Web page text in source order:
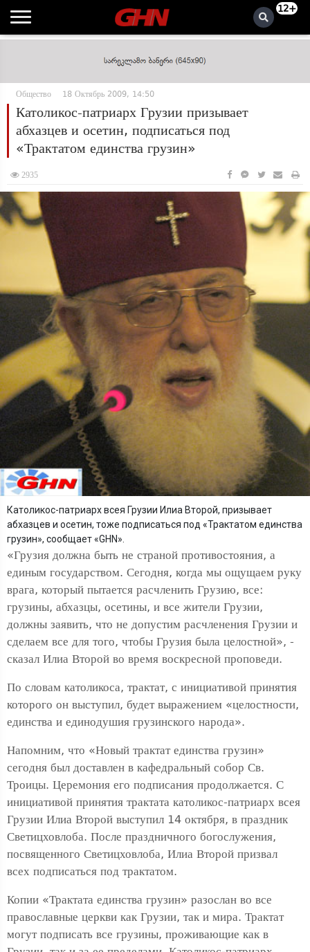
12+
Общество 18 Октябрь 2009, 14:50
Католикос-патриарх Грузии призывает
абхазцев и осетин, подписаться под
«Трактатом единства грузин»
2935
Католикос-патриарх всея Грузии Илиа Второй, призывает
абхазцев и осетин, тоже подписаться под «Трактатом единства
грузин», сообщает «GHN».
«Грузия должна быть не страной противостояния, а
единым государством. Сегодня, когда мы ощущаем руку
врага, который пытается расчленить Грузию, все:
грузины, абхазцы, осетины, и все жители Грузии,
должны заявить, что не допустим расчленения Грузии и
сделаем все для того, чтобы Грузия была целостной», -
сказал Илиа Второй во время воскресной проповеди.
По словам католикоса, трактат, с инициативой принятия
которого он выступил, будет выражением «целостности,
единства и единодушия грузинского народа».
Напомним, что «Новый трактат единства грузин»
сегодня был доставлен в кафедральный собор Св.
Троицы. Церемония его подписания продолжается. С
инициативой принятия трактата католикос-патриарх всея
Грузии Илиа Второй выступил 14 октября, в праздник
Светицховлоба. После праздничного богослужения,
посвященного Светицховлоба, Илиа Второй призвал
всех подписаться под трактатом.
Копии «Трактата единства грузин» разослан во все
православные церкви как Грузии, так и мира. Трактат
могут подписать все грузины, проживающие как в